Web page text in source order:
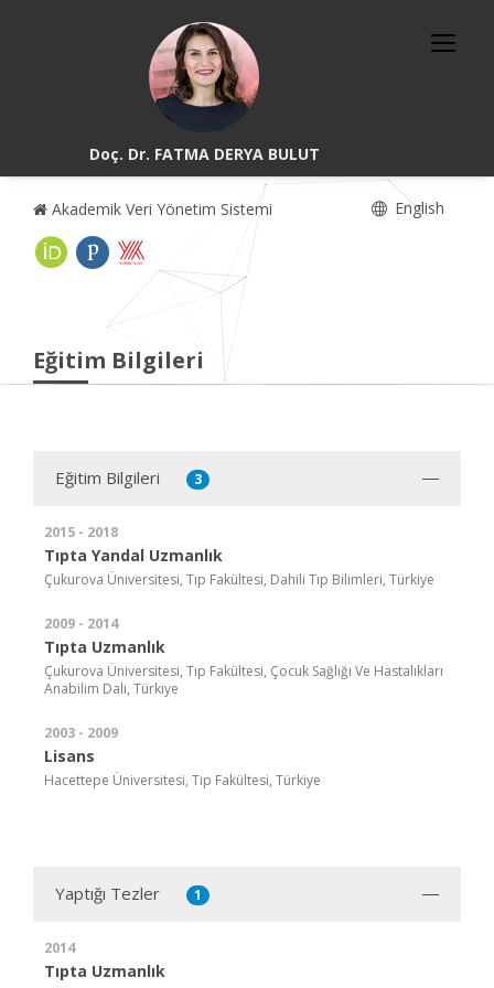
Doç. Dr. FATMA DERYA BULUT
Akademik Veri Yönetim Sistemi English
Eğitim Bilgileri
Eğitim Bilgileri 3
2015 - 2018
Tıpta Yandal Uzmanlık
Çukurova Üniversitesi, Tıp Fakültesi, Dahili Tıp Bilimleri, Türkiye
2009 - 2014
Tıpta Uzmanlık
Çukurova Üniversitesi, Tıp Fakültesi, Çocuk Sağlığı Ve Hastalıkları
Anabilim Dalı, Türkiye
2003 - 2009
Lisans
Hacettepe Üniversitesi, Tıp Fakültesi, Türkiye
Yaptığı Tezler 1
2014
Tıpta Uzmanlık